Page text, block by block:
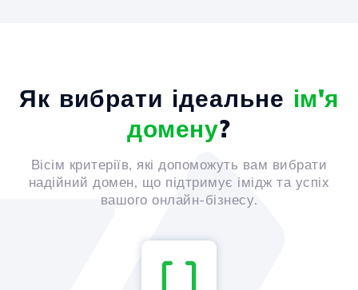
Як вибрати ідеальне ім'я
домену?
Вісім критеріїв, які допоможуть вам вибрати
надійний домен, що підтримує імідж та успіх
вашого онлайн-бізнесу.